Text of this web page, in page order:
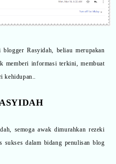
Rasyidah, beliau merupakan
memberi informasi terkini, membuat
kehidupan..
semoga awak dimurahkan rezeki
sukses dalam bidang penulisan blog